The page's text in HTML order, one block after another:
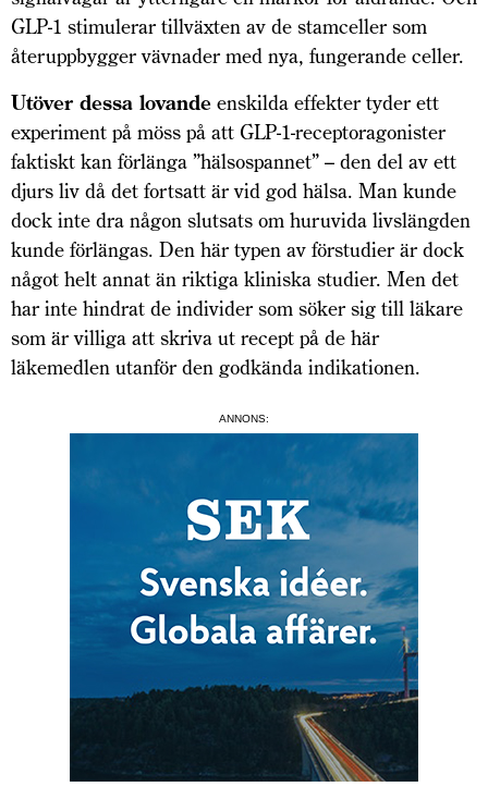
GLP-1 stimulerar tillväxten av de stamceller som
återuppbygger vävnader med nya, fungerande celler.
Utöver dessa lovande enskilda effekter tyder ett
experiment på möss på att GLP-1-receptoragonister
faktiskt kan förlänga ”hälsospannet” – den del av ett
djurs liv då det fortsatt är vid god hälsa. Man kunde
dock inte dra någon slutsats om huruvida livslängden
kunde förlängas. Den här typen av förstudier är dock
något helt annat än riktiga kliniska studier. Men det
har inte hindrat de individer som söker sig till läkare
som är villiga att skriva ut recept på de här
läkemedlen utanför den godkända indikationen.
ANNONS: